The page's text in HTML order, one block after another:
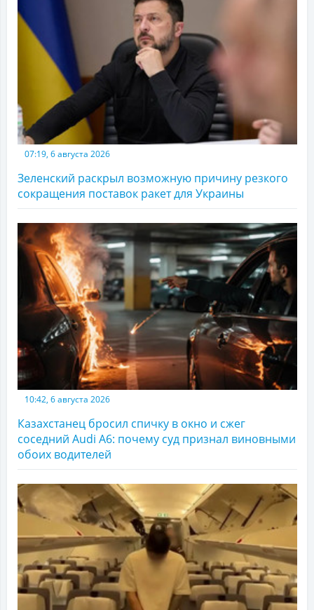
07:19, 6 августа 2026
Зеленский раскрыл возможную причину резкого
сокращения поставок ракет для Украины
10:42, 6 августа 2026
Казахстанец бросил спичку в окно и сжег
соседний Audi A6: почему суд признал виновными
обоих водителей